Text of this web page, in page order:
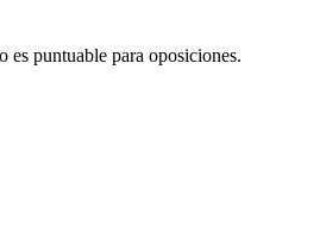
es puntuable para oposiciones.